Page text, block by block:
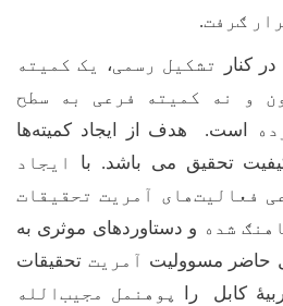
ګرفت.
در کنار تشکیل رسمی، یک کمیته
و نه کمیته فرعی به سطح
است. هدف از ایجاد کمیته‌ها
تحقیق می باشد. با
ایجاد
فعالیت‌های آمریت تحقیقات
شده و دستاوردهای موثری به
حاضر مسوولیت آمریت تحقیقات
کابل را
پوهنمل مجیب‌الله